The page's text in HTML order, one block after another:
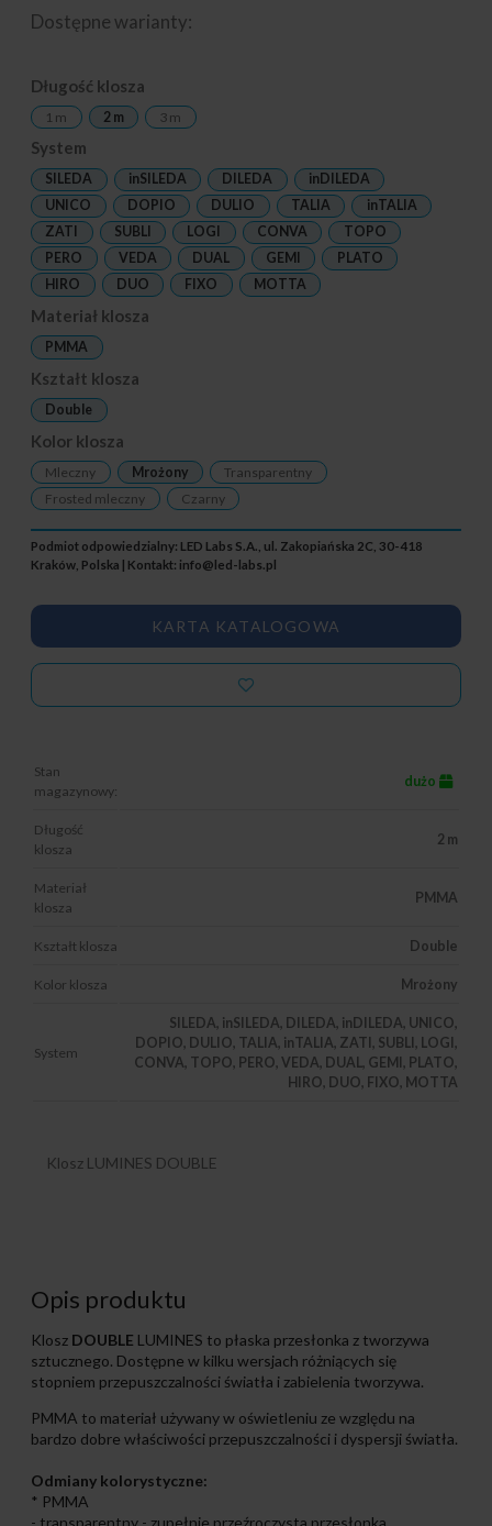
Stan
magazynowy:
dużo
Długość
klosza
2 m
Materiał
klosza
PMMA
Kształt klosza Double
Kolor klosza Mrożony
System
SILEDA, inSILEDA, DILEDA, inDILEDA, UNICO,
DOPIO, DULIO, TALIA, inTALIA, ZATI, SUBLI, LOGI,
CONVA, TOPO, PERO, VEDA, DUAL, GEMI, PLATO,
HIRO, DUO, FIXO, MOTTA
Klosz LUMINES DOUBLE
KARTA KATALOGOWA
Dostępne warianty:
Długość klosza
1 m 2 m 3 m
System
SILEDA inSILEDA DILEDA
inDILEDA
UNICO
DOPIO DULIO TALIA
inTALIA
ZATI
SUBLI LOGI CONVA
TOPO
PERO
VEDA DUAL GEMI
PLATO
HIRO
DUO FIXO MOTTA
Materiał klosza
PMMA
Kształt klosza
Double
Kolor klosza
Mleczny Mrożony
Transparentny
Frosted mleczny
Czarny
Podmiot odpowiedzialny: LED Labs S.A., ul. Zakopiańska 2C, 30-418
Kraków, Polska | Kontakt: info@led-labs.pl
Opis produktu
Klosz DOUBLE LUMINES to płaska przesłonka z tworzywa
sztucznego. Dostępne w kilku wersjach różniących się
stopniem przepuszczalności światła i zabielenia tworzywa.
PMMA to materiał używany w oświetleniu ze względu na
bardzo dobre właściwości przepuszczalności i dyspersji światła.
Odmiany kolorystyczne:
* PMMA